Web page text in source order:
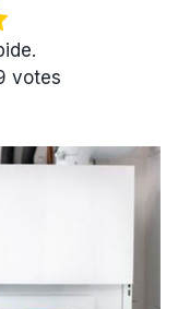
votes